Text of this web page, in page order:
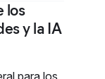
los
y la IA
para los